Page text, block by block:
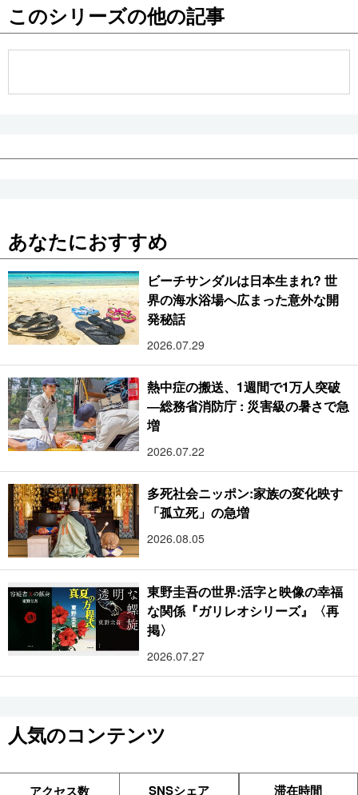
このシリーズの他の記事
あなたにおすすめ
ビーチサンダルは日本生まれ? 世
界の海水浴場へ広まった意外な開
発秘話
2026.07.29
熱中症の搬送、1週間で1万人突破
―総務省消防庁 : 災害級の暑さで急
増
2026.07.22
多死社会ニッポン:家族の変化映す
「孤立死」の急増
2026.08.05
東野圭吾の世界:活字と映像の幸福
な関係『ガリレオシリーズ』〈再
掲〉
2026.07.27
人気のコンテンツ
アクセス数 SNSシェア 滞在時間